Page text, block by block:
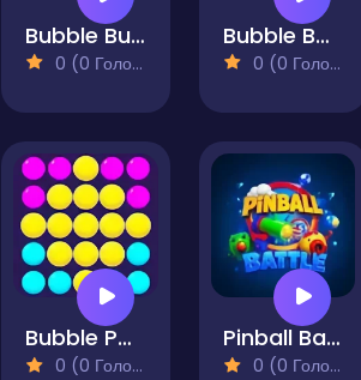
Bubble Burst
0 (0 Голосів)
Bubble Bounce
0 (0 Голосів)
Bubble Pop Balloons
0 (0 Голосів)
Pinball Battle
0 (0 Голосів)